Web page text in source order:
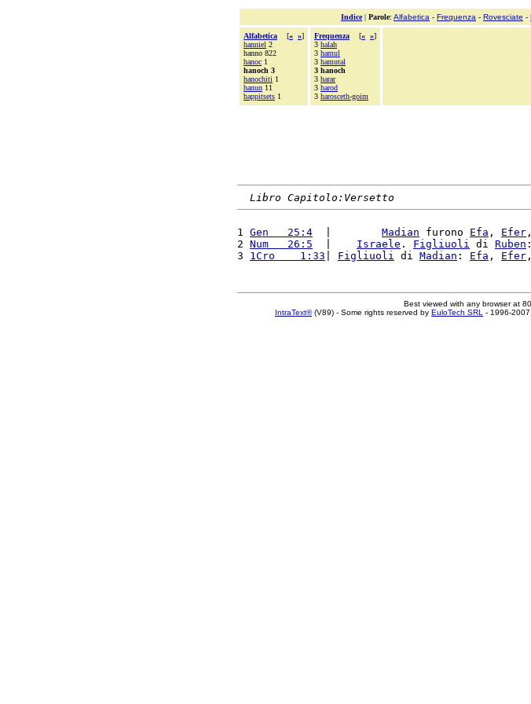
Indice| Parole: Alfabetica - Frequenza - Rovesciate -
Alfabetica [« »]
hanniel 2
hanno 822
hanoc 1
hanoch 3
hanochiti 1
hanun 11
happitsets 1
Frequenza [« »]
3 halah
3 hamul
3 hamutal
3 hanoch
3 harar
3 harod
3 harosceth-goim
Libro Capitolo:Versetto
1 Gen   25:4 Madian furono Efa , Efer
2 Num   26:5 Israele . Figliuoli di Ruben
3 1Cro    1:33 Figliuoli di Madian : Efa , Efer
Best viewed with any browser at
IntraText®(V89) - Some rights reserved by EuloTech SRL - 1996-